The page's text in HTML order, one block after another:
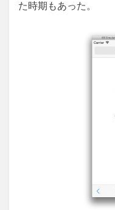
た時期もあった。